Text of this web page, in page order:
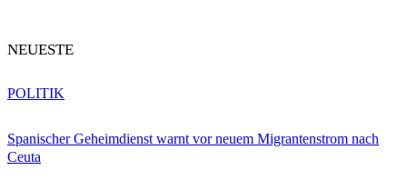
NEUESTE
Spanischer Geheimdienst warnt vor neuem Migrantenstrom nach
Ceuta
POLITIK